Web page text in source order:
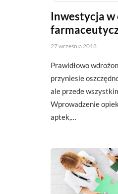
Inwestycja w
27 września 2018
Prawidłowo
przyniesie
ale przede
Wprowadzenie
aptek,…